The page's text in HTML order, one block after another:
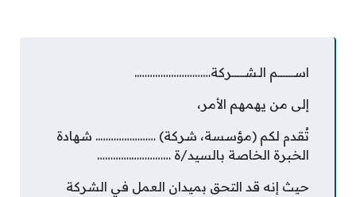
اســــــــــم الـشــــــــركة………………………..
إلى من يهمهم الأمر،
تُقدم لكم (مؤسسة، شركة) ………………….. شهادة
الخبرة الخاصة بالسيد/ة …………….…………
حيث إنه قد التحق بميدان العمل في الشركة